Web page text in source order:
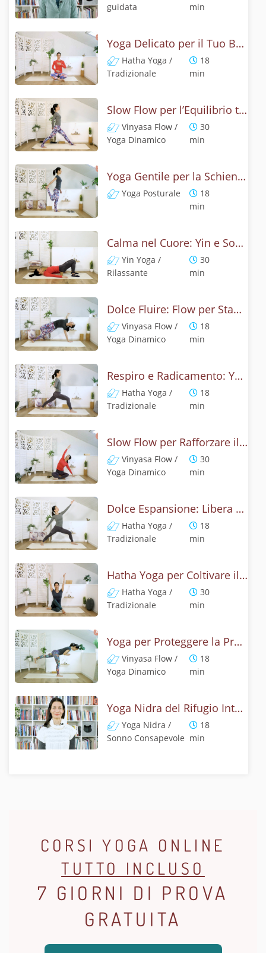
guidata
min
Yoga Delicato per il Tuo Benessere - Ahimsa in Movimento
Hatha Yoga /
Tradizionale
18
min
Slow Flow per l’Equilibrio tra Dare e Ricevere
Vinyasa Flow /
Yoga Dinamico
30
min
Yoga Gentile per la Schiena Sana
Yoga Posturale
18
min
Calma nel Cuore: Yin e Somatico per il Rilascio delle Tensioni
Yin Yoga /
Rilassante
30
min
Dolce Fluire: Flow per Stabilità e Apertura
Vinyasa Flow /
Yoga Dinamico
18
min
Respiro e Radicamento: Yoga per Te
Hatha Yoga /
Tradizionale
18
min
Slow Flow per Rafforzare il Corpo e Illuminare la Mente
Vinyasa Flow /
Yoga Dinamico
30
min
Dolce Espansione: Libera Spalle, Collo e Cuore
Hatha Yoga /
Tradizionale
18
min
Hatha Yoga per Coltivare il Silenzio Interiore
Hatha Yoga /
Tradizionale
30
min
Yoga per Proteggere la Propria Energia
Vinyasa Flow /
Yoga Dinamico
18
min
Yoga Nidra del Rifugio Interiore
Yoga Nidra /
Sonno Consapevole
18
min
CORSI YOGA ONLINE
TUTTO INCLUSO
7 GIORNI DI PROVA
GRATUITA